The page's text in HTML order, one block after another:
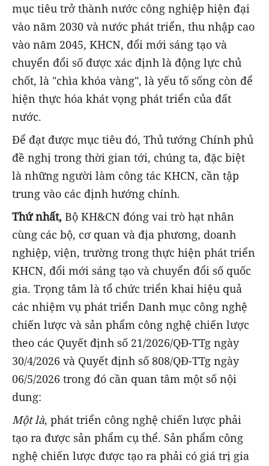
mục tiêu trở thành nước công nghiệp hiện đại
vào năm 2030 và nước phát triển, thu nhập cao
vào năm 2045, KHCN, đổi mới sáng tạo và
chuyển đổi số được xác định là động lực chủ
chốt, là "chìa khóa vàng", là yếu tố sống còn để
hiện thực hóa khát vọng phát triển của đất
nước.
Để đạt được mục tiêu đó, Thủ tướng Chính phủ
đề nghị trong thời gian tới, chúng ta, đặc biệt
là những người làm công tác KHCN, cần tập
trung vào các định hướng chính.
Thứ nhất, Bộ KH&CN đóng vai trò hạt nhân
cùng các bộ, cơ quan và địa phương, doanh
nghiệp, viện, trường trong thực hiện phát triển
KHCN, đổi mới sáng tạo và chuyển đổi số quốc
gia. Trọng tâm là tổ chức triển khai hiệu quả
các nhiệm vụ phát triển Danh mục công nghệ
chiến lược và sản phẩm công nghệ chiến lược
theo các Quyết định số 21/2026/QĐ-TTg ngày
30/4/2026 và Quyết định số 808/QĐ-TTg ngày
06/5/2026 trong đó cần quan tâm một số nội
dung:
Một là, phát triển công nghệ chiến lược phải
tạo ra được sản phẩm cụ thể. Sản phẩm công
nghệ chiến lược được tạo ra phải có giá trị gia